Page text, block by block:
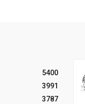
5400
3991
3787